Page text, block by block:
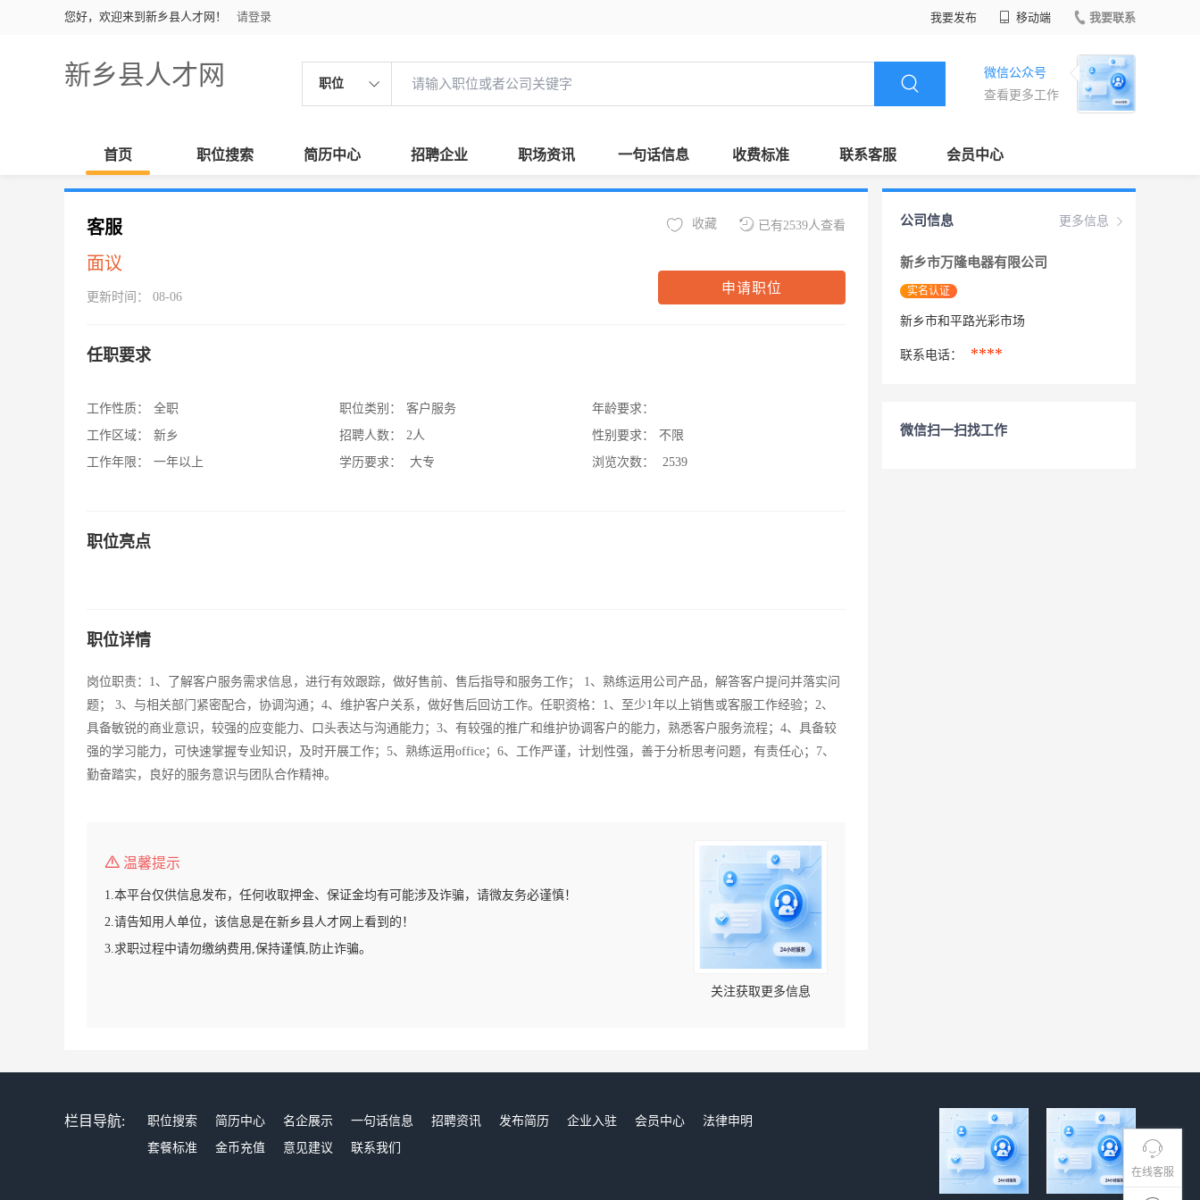
您好，欢迎来到新乡县人才网！ 请登录 我要发布 移动端 我要联系
新乡县人才网 职位
微信公众号
查看更多工作
首页 职位搜索 简历中心 招聘企业 职场资讯 一句话信息 收费标准 联系客服 会员中心
在线客服
客服
面议
更新时间： 08-06
已有2539人查看
收藏
申请职位
任职要求
工作性质：
全职
工作区域：
新乡
工作年限：
一年以上
职位类别：
客户服务
招聘人数：
2人
学历要求：
大专
年龄要求：
性别要求：
不限
浏览次数：
2539
职位亮点
职位详情
岗位职责：1、了解客户服务需求信息，进行有效跟踪，做好售前、售后指导和服务工作； 1、熟练运用公司产品，解答客户提问并落实问
题； 3、与相关部门紧密配合，协调沟通；4、维护客户关系，做好售后回访工作。任职资格：1、至少1年以上销售或客服工作经验；2、
具备敏锐的商业意识，较强的应变能力、口头表达与沟通能力；3、有较强的推广和维护协调客户的能力，熟悉客户服务流程；4、具备较
强的学习能力，可快速掌握专业知识，及时开展工作；5、熟练运用office；6、工作严谨，计划性强，善于分析思考问题，有责任心；7、
勤奋踏实，良好的服务意识与团队合作精神。
温馨提示
1.本平台仅供信息发布，任何收取押金、保证金均有可能涉及诈骗，请微友务必谨慎！
2.请告知用人单位，该信息是在新乡县人才网上看到的！
3.求职过程中请勿缴纳费用,保持谨慎,防止诈骗。
关注获取更多信息
更多信息
公司信息
新乡市万隆电器有限公司
实名认证
新乡市和平路光彩市场
联系电话： ****
微信扫一扫找工作
栏目导航: 职位搜索 简历中心 名企展示 一句话信息 招聘资讯 发布简历 企业入驻 会员中心
法律申明
套餐标准
金币充值 意见建议 联系我们